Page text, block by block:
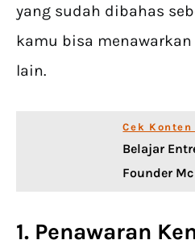
yang sudah dibahas
kamu bisa
lain.
Cek
Belajar
Founder
1. Penawaran